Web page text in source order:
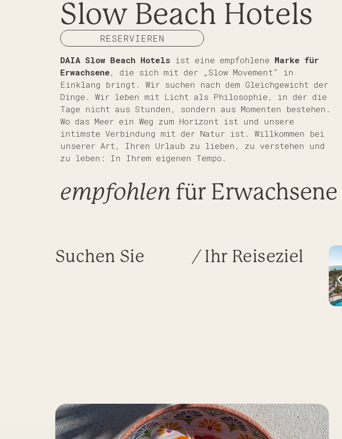
Slow Beach Hotels
RESERVIEREN
DAIA Slow Beach Hotels ist eine empfohlene Marke für
Erwachsene, die sich mit der „Slow Movement“ in
Einklang bringt. Wir suchen nach dem Gleichgewicht der
Dinge. Wir leben mit Licht als Philosophie, in der die
Tage nicht aus Stunden, sondern aus Momenten bestehen.
Wo das Meer ein Weg zum Horizont ist und unsere
intimste Verbindung mit der Natur ist. Willkommen bei
unserer Art, Ihren Urlaub zu lieben, zu verstehen und
zu leben: In Ihrem eigenen Tempo.
empfohlen für Erwachsene
Suchen Sie / Ihr Reiseziel